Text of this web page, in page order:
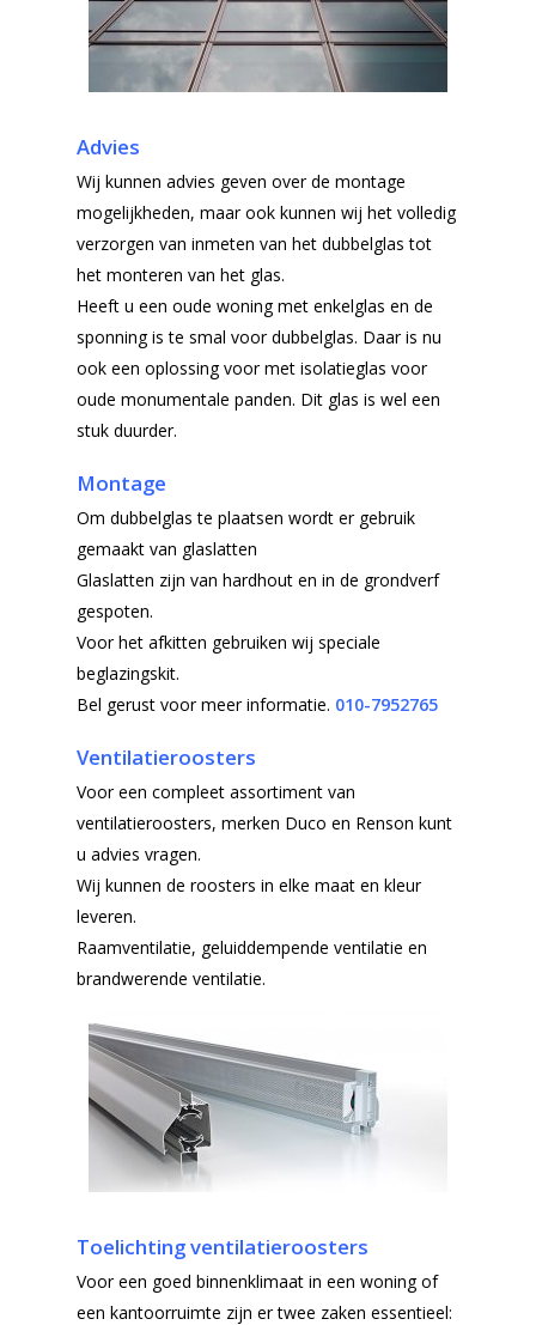
Advies
Wij kunnen advies geven over de montage
mogelijkheden, maar ook kunnen wij het volledig
verzorgen van inmeten van het dubbelglas tot
het monteren van het glas.
Heeft u een oude woning met enkelglas en de
sponning is te smal voor dubbelglas. Daar is nu
ook een oplossing voor met isolatieglas voor
oude monumentale panden. Dit glas is wel een
stuk duurder.
Montage
Om dubbelglas te plaatsen wordt er gebruik
gemaakt van glaslatten
Glaslatten zijn van hardhout en in de grondverf
gespoten.
Voor het afkitten gebruiken wij speciale
beglazingskit.
Bel gerust voor meer informatie. 010-7952765
Ventilatieroosters
Voor een compleet assortiment van
ventilatieroosters, merken Duco en Renson kunt
u advies vragen.
Wij kunnen de roosters in elke maat en kleur
leveren.
Raamventilatie, geluiddempende ventilatie en
brandwerende ventilatie.
Toelichting ventilatieroosters
Voor een goed binnenklimaat in een woning of
een kantoorruimte zijn er twee zaken essentieel: